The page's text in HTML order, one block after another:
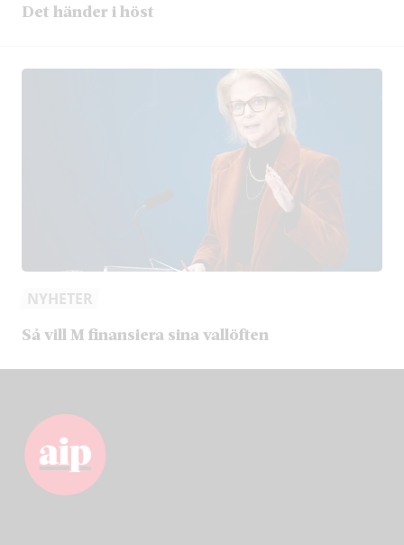
Det händer i höst
NYHETER
Så vill M finansiera sina vallöften